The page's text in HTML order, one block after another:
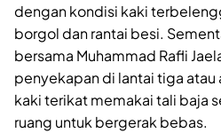
dengan kondisi kaki
borgol dan rantai besi.
bersama Muhammad Rafli
penyekapan di lantai tiga
kaki terikat memakai tali baja
ruang untuk bergerak bebas.